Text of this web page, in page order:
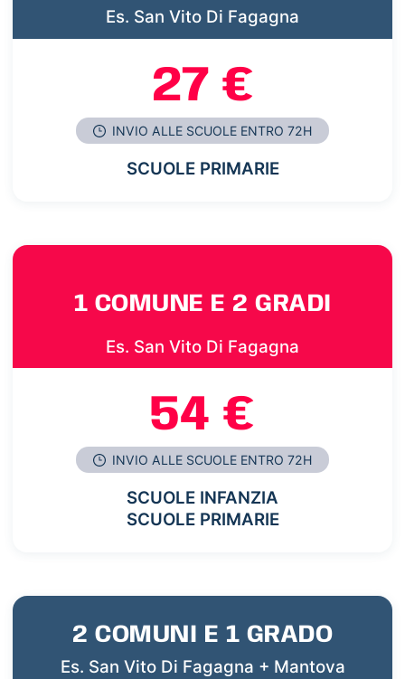
Es. San Vito Di Fagagna
27 €
INVIO ALLE SCUOLE ENTRO 72H
SCUOLE PRIMARIE
1 COMUNE E 2 GRADI
Es. San Vito Di Fagagna
54 €
INVIO ALLE SCUOLE ENTRO 72H
SCUOLE INFANZIA
SCUOLE PRIMARIE
2 COMUNI E 1 GRADO
Es. San Vito Di Fagagna + Mantova